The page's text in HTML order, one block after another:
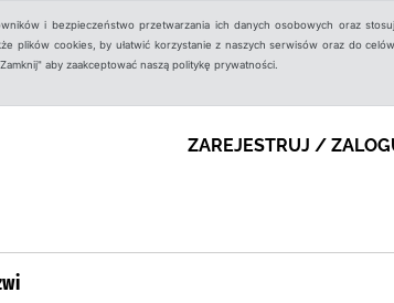
i bezpieczeństwo przetwarzania ich danych osobowych oraz
plików cookies, by ułatwić korzystanie z naszych serwisów oraz do
aby zaakceptować naszą politykę prywatności.
ZAREJESTRUJ /